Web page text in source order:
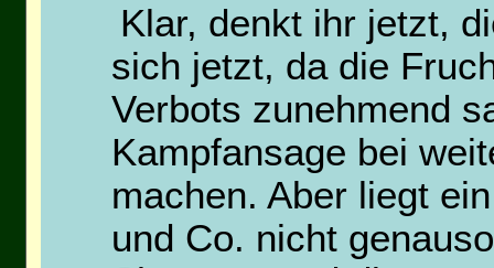
Klar, denkt ihr jetzt,
sich jetzt, da die
Verbots zunehmend
Kampfansage bei
machen. Aber liegt
und Co. nicht